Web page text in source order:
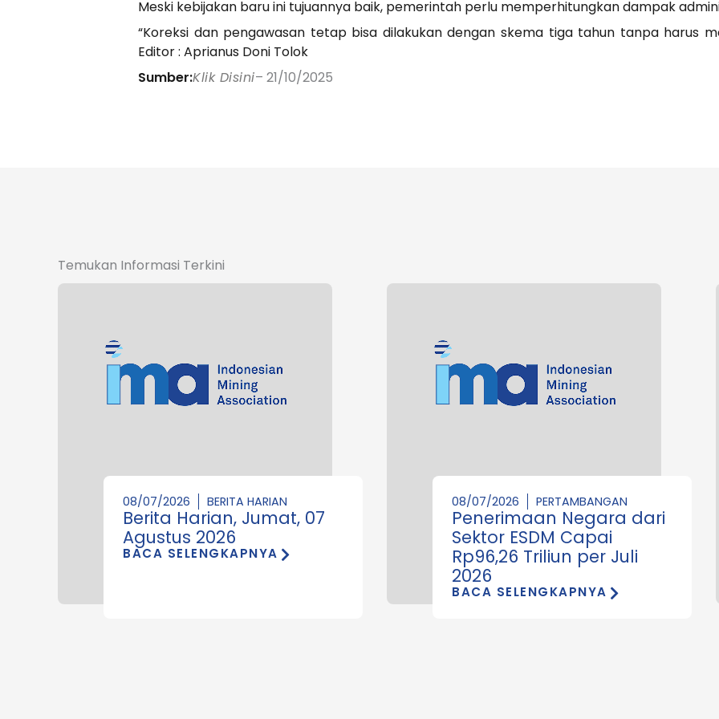
Meski kebijakan baru ini tujuannya baik, pemerintah perlu memperhitungkan dampak
“Koreksi dan pengawasan tetap bisa dilakukan dengan skema tiga tahun tanpa harus
Editor : Aprianus Doni Tolok
Sumber:Klik Disini– 21/10/2025
Temukan Informasi Terkini
08/07/2026 BERITA HARIAN
Berita Harian, Jumat, 07
Agustus 2026
BACA SELENGKAPNYA
08/07/2026 PERTAMBANGAN
Penerimaan Negara dari
Sektor ESDM Capai
Rp96,26 Triliun per Juli
2026
BACA SELENGKAPNYA